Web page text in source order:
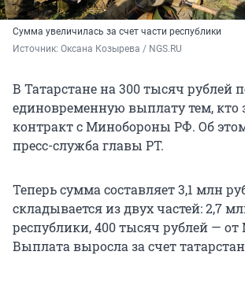
Сумма увеличилась за счет части республики
Источник: Оксана Козырева / NGS.RU
В Татарстане на 300 тысяч рублей
единовременную выплату тем, кто
контракт с Минобороны РФ. Об
пресс-служба главы РТ.
Теперь сумма составляет 3,1 млн
складывается из двух частей: 2,7
республики, 400 тысяч рублей —
Выплата выросла за счет